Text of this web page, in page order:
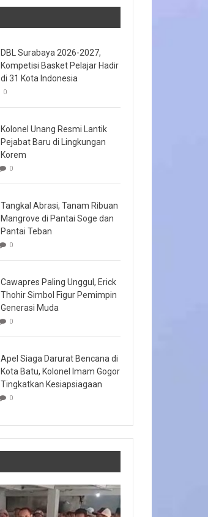
DBL Surabaya 2026-2027,
Kompetisi Basket Pelajar Hadir
di 31 Kota Indonesia
0
Kolonel Unang Resmi Lantik
Pejabat Baru di Lingkungan
Korem
0
Tangkal Abrasi, Tanam Ribuan
Mangrove di Pantai Soge dan
Pantai Teban
0
Cawapres Paling Unggul, Erick
Thohir Simbol Figur Pemimpin
Generasi Muda
0
Apel Siaga Darurat Bencana di
Kota Batu, Kolonel Imam Gogor
Tingkatkan Kesiapsiagaan
0